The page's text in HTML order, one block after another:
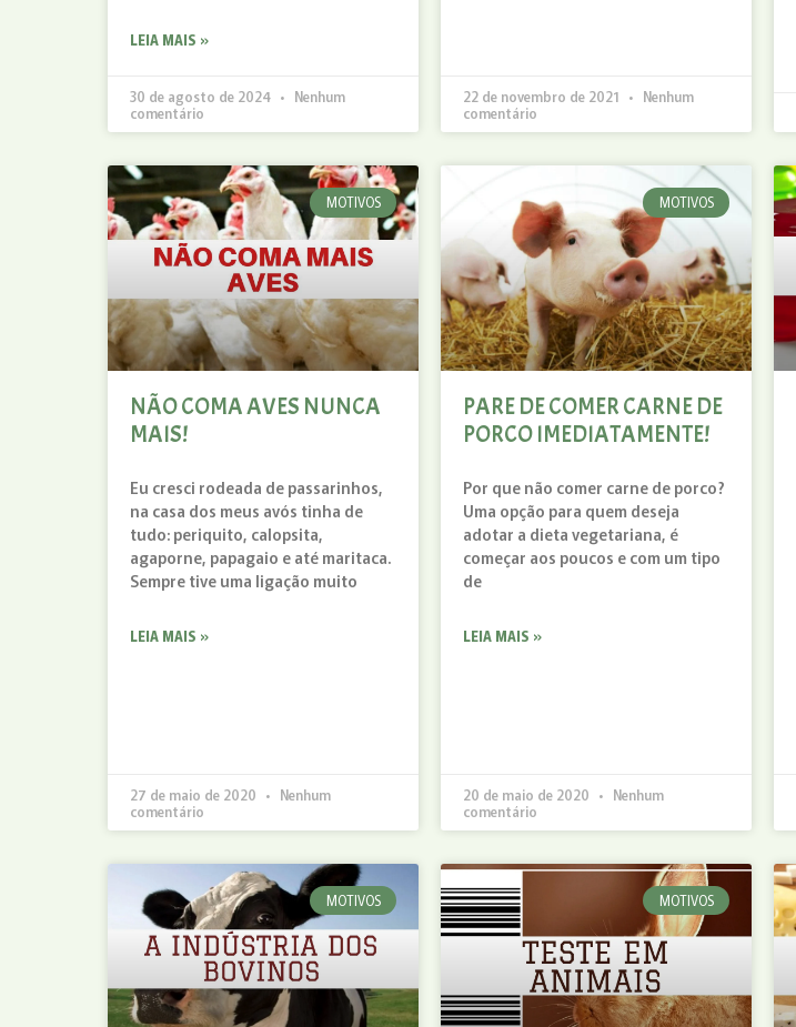
LEIA MAIS »
30 de agosto de 2024
Nenhum
comentário
22 de novembro de 2021
Nenhum
comentário
MOTIVOS
NÃO COMA AVES NUNCA
MAIS!
Eu cresci rodeada de passarinhos,
na casa dos meus avós tinha de
tudo: periquito, calopsita,
agaporne, papagaio e até maritaca.
Sempre tive uma ligação muito
LEIA MAIS »
27 de maio de 2020
Nenhum
comentário
MOTIVOS
PARE DE COMER CARNE DE
PORCO IMEDIATAMENTE!
Por que não comer carne de porco?
Uma opção para quem deseja
adotar a dieta vegetariana, é
começar aos poucos e com um tipo
de
LEIA MAIS »
20 de maio de 2020
Nenhum
comentário
MOTIVOS MOTIVOS